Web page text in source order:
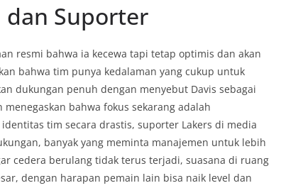
dan Suporter
resmi bahwa ia kecewa tapi tetap optimis dan akan
bahwa tim punya kedalaman yang cukup untuk
dukungan penuh dengan menyebut Davis sebagai
bahwa fokus sekarang adalah
tim secara drastis, suporter Lakers di media
banyak yang meminta manajemen untuk lebih
cedera berulang tidak terus terjadi, suasana di ruang
dengan harapan pemain lain bisa naik level dan